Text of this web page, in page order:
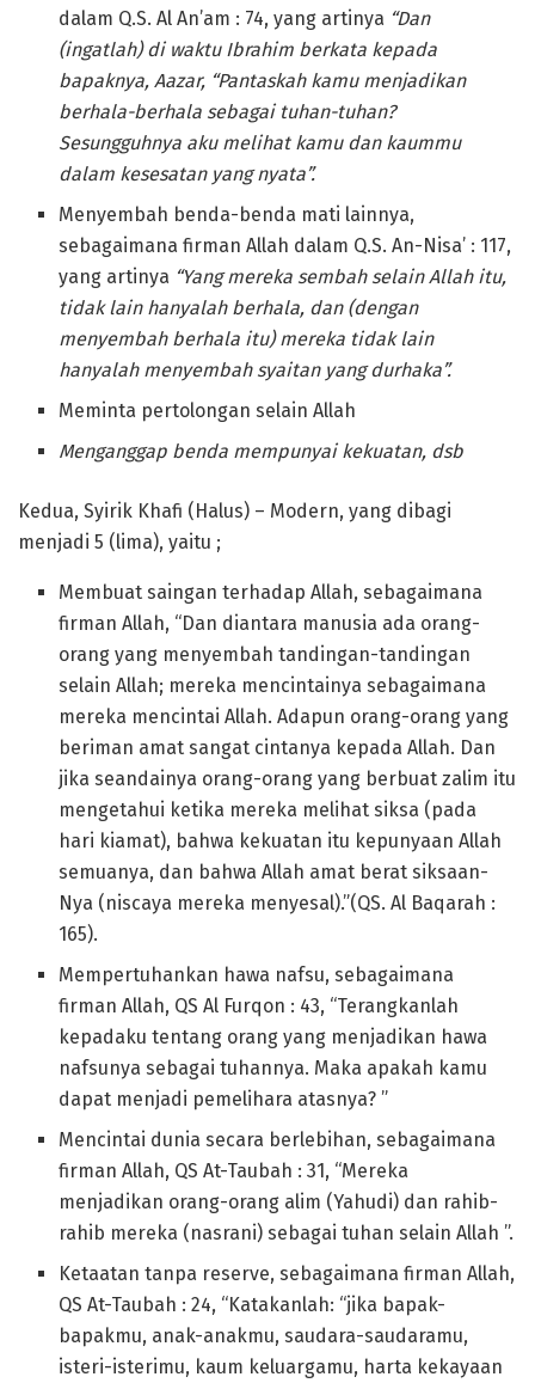
dalam Q.S. Al An’am : 74, yang artinya “Dan
(ingatlah) di waktu Ibrahim berkata kepada
bapaknya, Aazar, “Pantaskah kamu menjadikan
berhala-berhala sebagai tuhan-tuhan?
Sesungguhnya aku melihat kamu dan kaummu
dalam kesesatan yang nyata”.
Menyembah benda-benda mati lainnya,
sebagaimana firman Allah dalam Q.S. An-Nisa’ : 117,
yang artinya “Yang mereka sembah selain Allah itu,
tidak lain hanyalah berhala, dan (dengan
menyembah berhala itu) mereka tidak lain
hanyalah menyembah syaitan yang durhaka”.
Meminta pertolongan selain Allah
Menganggap benda mempunyai kekuatan, dsb
Kedua, Syirik Khafi (Halus) – Modern, yang dibagi
menjadi 5 (lima), yaitu ;
Membuat saingan terhadap Allah, sebagaimana
firman Allah, “Dan diantara manusia ada orang-
orang yang menyembah tandingan-tandingan
selain Allah; mereka mencintainya sebagaimana
mereka mencintai Allah. Adapun orang-orang yang
beriman amat sangat cintanya kepada Allah. Dan
jika seandainya orang-orang yang berbuat zalim itu
mengetahui ketika mereka melihat siksa (pada
hari kiamat), bahwa kekuatan itu kepunyaan Allah
semuanya, dan bahwa Allah amat berat siksaan-
Nya (niscaya mereka menyesal).”(QS. Al Baqarah :
165).
Mempertuhankan hawa nafsu, sebagaimana
firman Allah, QS Al Furqon : 43, “Terangkanlah
kepadaku tentang orang yang menjadikan hawa
nafsunya sebagai tuhannya. Maka apakah kamu
dapat menjadi pemelihara atasnya? ”
Mencintai dunia secara berlebihan, sebagaimana
firman Allah, QS At-Taubah : 31, “Mereka
menjadikan orang-orang alim (Yahudi) dan rahib-
rahib mereka (nasrani) sebagai tuhan selain Allah ”.
Ketaatan tanpa reserve, sebagaimana firman Allah,
QS At-Taubah : 24, “Katakanlah: “jika bapak-
bapakmu, anak-anakmu, saudara-saudaramu,
isteri-isterimu, kaum keluargamu, harta kekayaan